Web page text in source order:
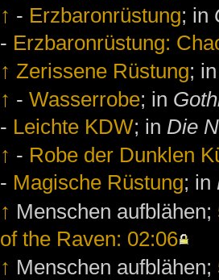
↑ - Erzbaronrüstung; in
- Erzbaronrüstung:
↑ Zerissene Rüstung;
↑ -Wasserrobe; in
- Leichte KDW; in Die
↑ - Robe der Dunklen
- Magische Rüstung; in
↑ Menschen aufblähen;
of the Raven: 02:06
↑ Menschen aufblähen;